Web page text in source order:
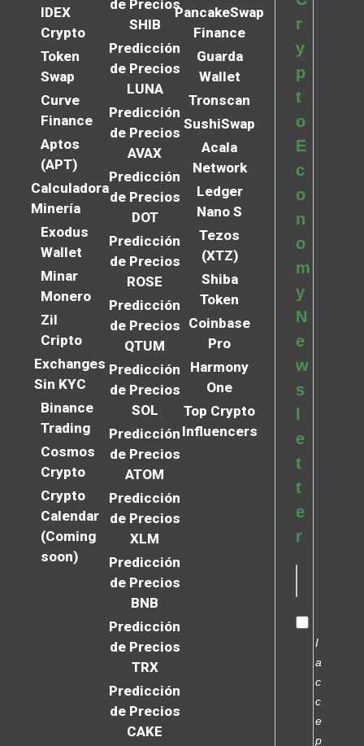
IDEX
Crypto
Token
Swap
Curve
Finance
Aptos
(APT)
Calculadora
Minería
Exodus
Wallet
Minar
Monero
Zil
Cripto
Exchanges
Sin KYC
Binance
Trading
Cosmos
Crypto
Crypto
Calendar
(Coming
soon)
de Precios
SHIB
Predicción
de Precios
LUNA
Predicción
de Precios
AVAX
Predicción
de Precios
DOT
Predicción
de Precios
ROSE
Predicción
de Precios
QTUM
Predicción
de Precios
SOL
Predicción
de Precios
ATOM
Predicción
de Precios
XLM
Predicción
de Precios
BNB
Predicción
de Precios
TRX
Predicción
de Precios
CAKE
PancakeSwap
Finance
Guarda
Wallet
Tronscan
SushiSwap
Acala
Network
Ledger
Nano S
Tezos
(XTZ)
Shiba
Token
Coinbase
Pro
Harmony
One
Top Crypto
Influencers
r
y
p
t
o
E
c
o
n
o
m
y
N
e
w
s
e
t
t
e
r
I
a
c
c
e
p